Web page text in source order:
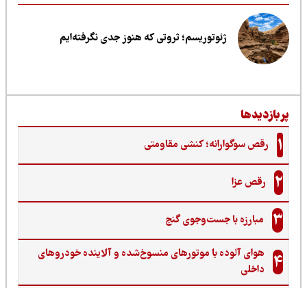
ژئوتوریسم؛ ثروتی که هنوز جدی نگرفته‌ایم
رقص سوگوارانه؛ کنشی مقاومتی
رقص عزا
مبارزه با جست‌وجوی گنج‌
هوای آلوده با موتورهای منسوخ‌شده و آلاینده خودروهای
داخلی